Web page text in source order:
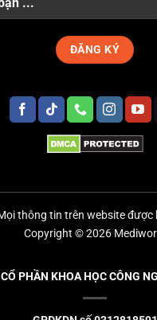
thông tin trên website được
Copyright © 2026
PHẦN KHOA HỌC CÔNG